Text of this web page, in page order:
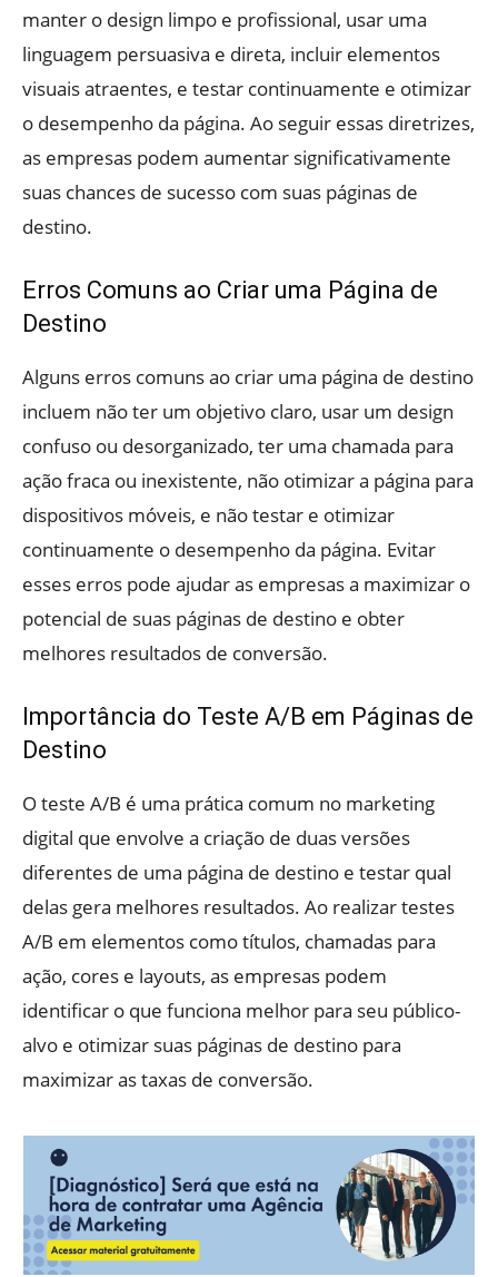
manter o design limpo e profissional, usar uma
linguagem persuasiva e direta, incluir elementos
visuais atraentes, e testar continuamente e otimizar
o desempenho da página. Ao seguir essas diretrizes,
as empresas podem aumentar significativamente
suas chances de sucesso com suas páginas de
destino.
Erros Comuns ao Criar uma Página de
Destino
Alguns erros comuns ao criar uma página de destino
incluem não ter um objetivo claro, usar um design
confuso ou desorganizado, ter uma chamada para
ação fraca ou inexistente, não otimizar a página para
dispositivos móveis, e não testar e otimizar
continuamente o desempenho da página. Evitar
esses erros pode ajudar as empresas a maximizar o
potencial de suas páginas de destino e obter
melhores resultados de conversão.
Importância do Teste A/B em Páginas de
Destino
O teste A/B é uma prática comum no marketing
digital que envolve a criação de duas versões
diferentes de uma página de destino e testar qual
delas gera melhores resultados. Ao realizar testes
A/B em elementos como títulos, chamadas para
ação, cores e layouts, as empresas podem
identificar o que funciona melhor para seu público-
alvo e otimizar suas páginas de destino para
maximizar as taxas de conversão.